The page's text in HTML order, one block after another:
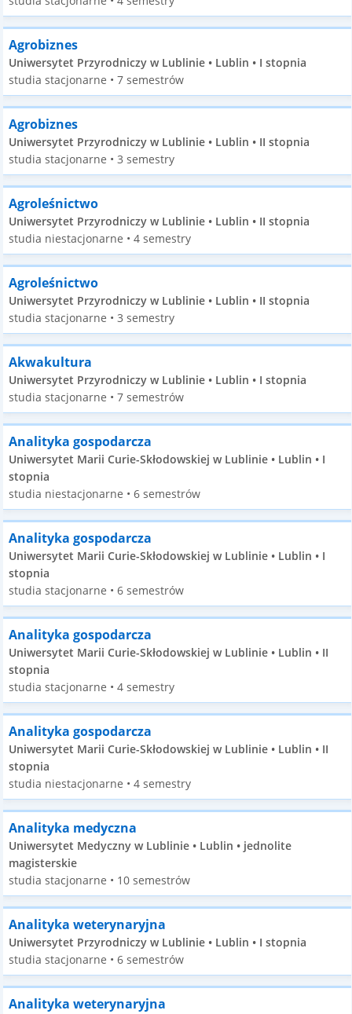
Agrobiznes
Uniwersytet Przyrodniczy w Lublinie • Lublin • I stopnia
studia stacjonarne • 7 semestrów
Agrobiznes
Uniwersytet Przyrodniczy w Lublinie • Lublin • II stopnia
studia stacjonarne • 3 semestry
Agroleśnictwo
Uniwersytet Przyrodniczy w Lublinie • Lublin • II stopnia
studia niestacjonarne • 4 semestry
Agroleśnictwo
Uniwersytet Przyrodniczy w Lublinie • Lublin • II stopnia
studia stacjonarne • 3 semestry
Akwakultura
Uniwersytet Przyrodniczy w Lublinie • Lublin • I stopnia
studia stacjonarne • 7 semestrów
Analityka gospodarcza
Uniwersytet Marii Curie-Skłodowskiej w Lublinie • Lublin • I
stopnia
studia niestacjonarne • 6 semestrów
Analityka gospodarcza
Uniwersytet Marii Curie-Skłodowskiej w Lublinie • Lublin • I
stopnia
studia stacjonarne • 6 semestrów
Analityka gospodarcza
Uniwersytet Marii Curie-Skłodowskiej w Lublinie • Lublin • II
stopnia
studia stacjonarne • 4 semestry
Analityka gospodarcza
Uniwersytet Marii Curie-Skłodowskiej w Lublinie • Lublin • II
stopnia
studia niestacjonarne • 4 semestry
Analityka medyczna
Uniwersytet Medyczny w Lublinie • Lublin • jednolite
magisterskie
studia stacjonarne • 10 semestrów
Analityka weterynaryjna
Uniwersytet Przyrodniczy w Lublinie • Lublin • I stopnia
studia stacjonarne • 6 semestrów
Analityka weterynaryjna